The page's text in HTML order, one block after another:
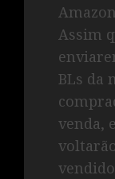
Assim
BLs da
venda,